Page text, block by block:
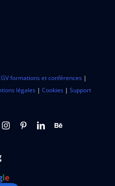
formations et conférences|
légales| Cookies| Support
le